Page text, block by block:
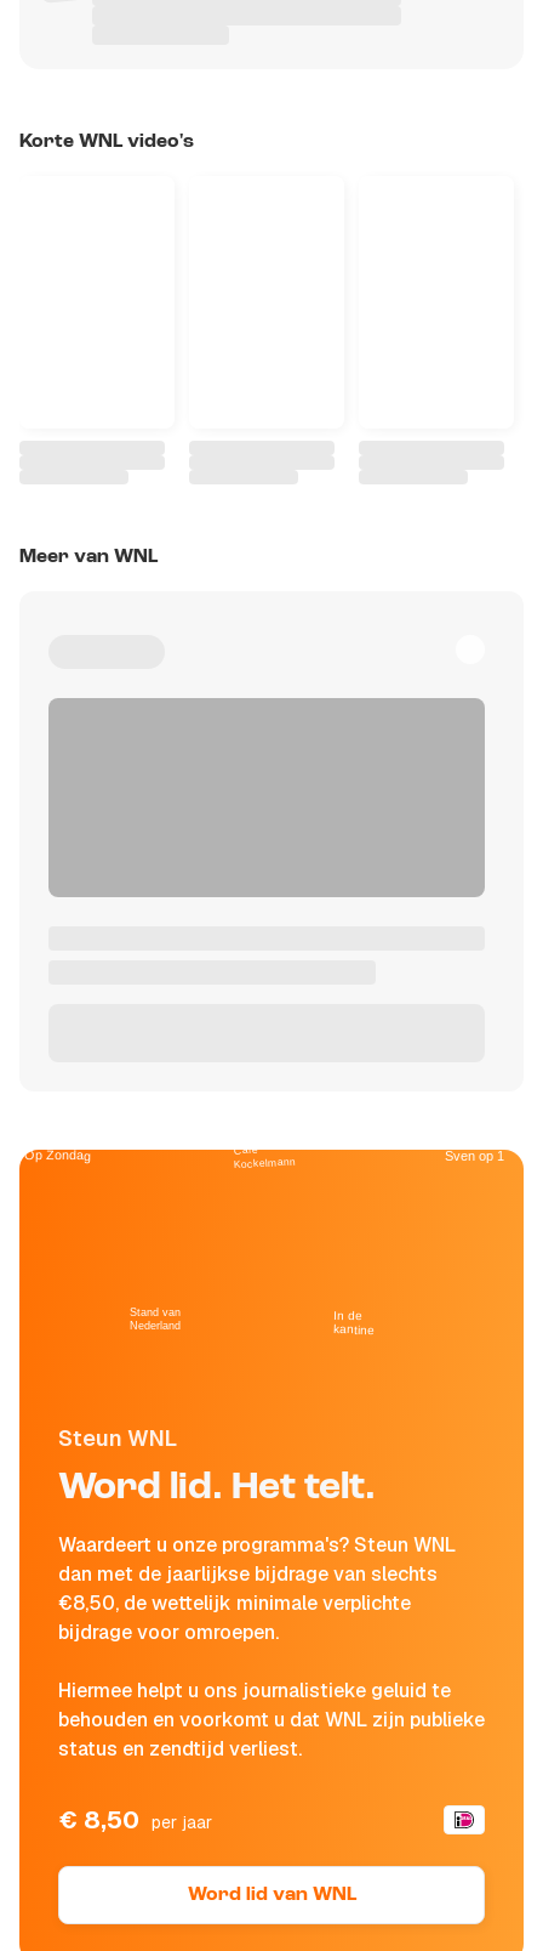
Korte WNL video's
Meer van WNL
Steun WNL
Word lid. Het telt.
Waardeert u onze programma's? Steun WNL
dan met de jaarlijkse bijdrage van slechts
€8,50, de wettelijk minimale verplichte
bijdrage voor omroepen.
Hiermee helpt u ons journalistieke geluid te
behouden en voorkomt u dat WNL zijn publieke
status en zendtijd verliest.
€ 8,50 per jaar
Word lid van WNL
Op Zondag
Stand van
Nederland
Café
Kockelmann
In de
kantine
Sven op 1